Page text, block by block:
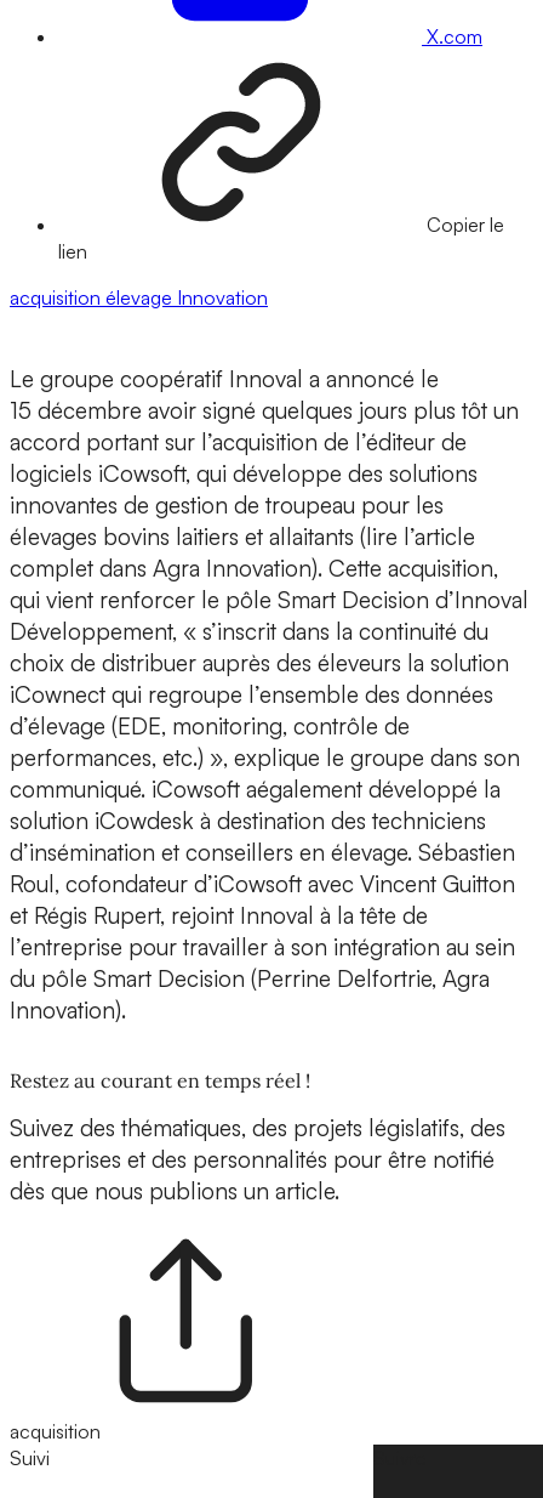
X.com
Copier le
lien
acquisition élevage Innovation
Le groupe coopératif Innoval a annoncé le
15 décembre avoir signé quelques jours plus tôt un
accord portant sur l’acquisition de l’éditeur de
logiciels iCowsoft, qui développe des solutions
innovantes de gestion de troupeau pour les
élevages bovins laitiers et allaitants (lire l’article
complet dans Agra Innovation). Cette acquisition,
qui vient renforcer le pôle Smart Decision d’Innoval
Développement, « s’inscrit dans la continuité du
choix de distribuer auprès des éleveurs la solution
iCownect qui regroupe l’ensemble des données
d’élevage (EDE, monitoring, contrôle de
performances, etc.) », explique le groupe dans son
communiqué. iCowsoft aégalement développé la
solution iCowdesk à destination des techniciens
d’insémination et conseillers en élevage. Sébastien
Roul, cofondateur d’iCowsoft avec Vincent Guitton
et Régis Rupert, rejoint Innoval à la tête de
l’entreprise pour travailler à son intégration au sein
du pôle Smart Decision (Perrine Delfortrie, Agra
Innovation).
Restez au courant en temps réel !
Suivez des thématiques, des projets législatifs, des
entreprises et des personnalités pour être notifié
dès que nous publions un article.
acquisition
Suivi